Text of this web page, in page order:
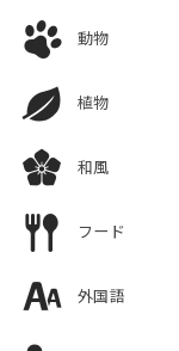
動物
植物
和風
フード
外国語